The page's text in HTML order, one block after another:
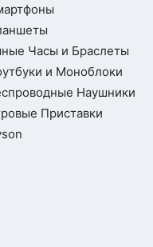
2400 МГц +
Часы и Браслеты
и Моноблоки
Наушники
Приставки